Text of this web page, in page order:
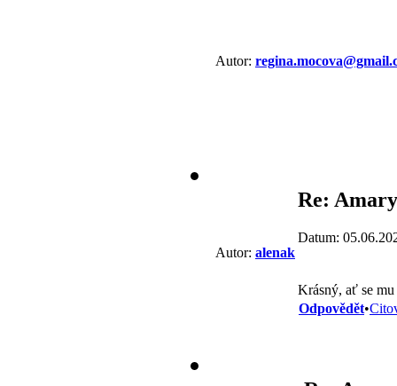
Autor:
Autor: alenak
Re:
Datum:
Krásný, ať se
Odpovědět•